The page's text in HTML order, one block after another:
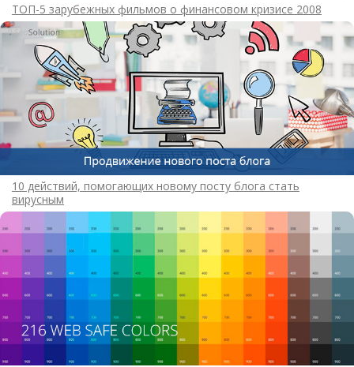
ТОП-5 зарубежных фильмов о финансовом кризисе 2008
10 действий, помогающих новому посту блога стать
вирусным